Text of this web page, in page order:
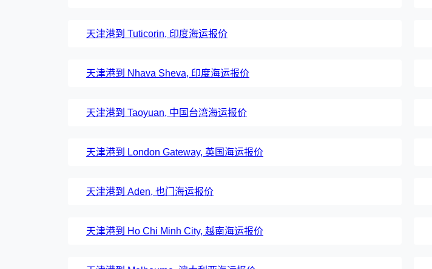
天津港到 Tuticorin, 印度海运报价
天津港到 Nhava Sheva, 印度海运报价
天津港到 Taoyuan, 中国台湾海运报价
天津港到 London Gateway, 英国海运报价
天津港到 Aden, 也门海运报价
天津港到 Ho Chi Minh City, 越南海运报价